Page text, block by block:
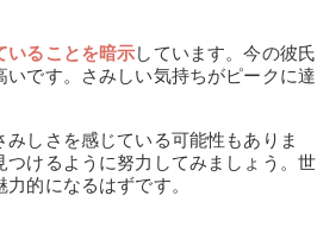
いることを暗示しています。今の彼氏
です。さみしい気持ちがピークに達
しさを感じている可能性もありま
けるように努力してみましょう。世
的になるはずです。